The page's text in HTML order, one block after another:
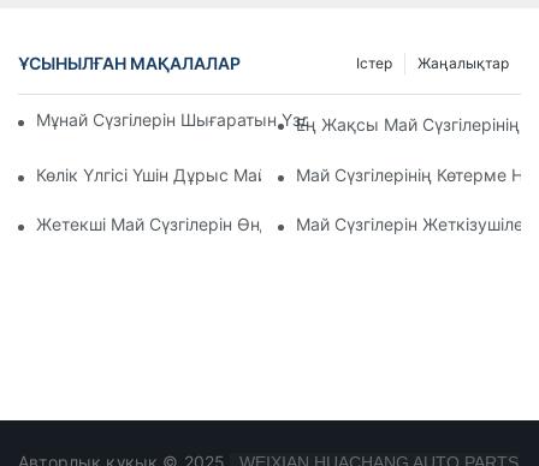
ҰСЫНЫЛҒАН МАҚАЛАЛАР Жаңалықтар
Істер
Мұнай Сүзгілерін Шығаратын Үздік Компаниялар: Жан-
Ең Жақсы Май Сүзгілерінің
Көлік Үлгісі Үшін Дұрыс Май Сүзгісін Таңдау: Негізгі Ойлар
Май Сүзгілерінің Көтерме
Жетекші Май Сүзгілерін Өндірушілер Мен Олардың
Май Сүзгілерін
Авторлық құқық © 2025